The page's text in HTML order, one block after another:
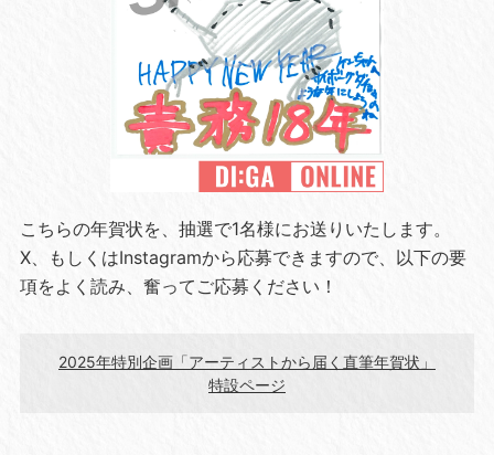
こちらの年賀状を、抽選で1名様にお送りいたします。
X、もしくはInstagramから応募できますので、以下の要
項をよく読み、奮ってご応募ください！
2025年特別企画「アーティストから届く直筆年賀状」
特設ページ